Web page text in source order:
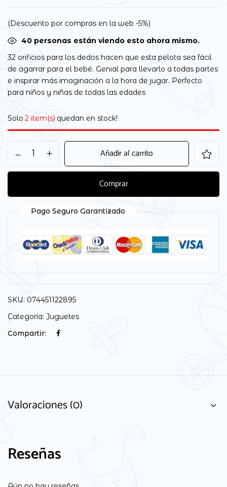
(Descuento por compras en la web -5%)
38personas están viendo esto ahora mismo.
32 orificios para los dedos hacen que esta pelota sea fácil
de agarrar para el bebé. Genial para llevarlo a todas partes
e inspirar más imaginación a la hora de jugar. Perfecto
para niños y niñas de todas las edades
Solo 2 item(s) quedan en stock!
Añadir al carrito
Comprar
Pago Seguro Garantizado
SKU: 074451122895
Categoría: Juguetes
Compartir:
Valoraciones (0)
Reseñas